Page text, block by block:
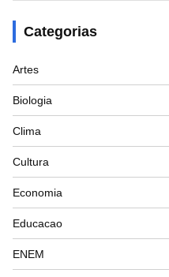
Categorias
Artes
Biologia
Clima
Cultura
Economia
Educacao
ENEM